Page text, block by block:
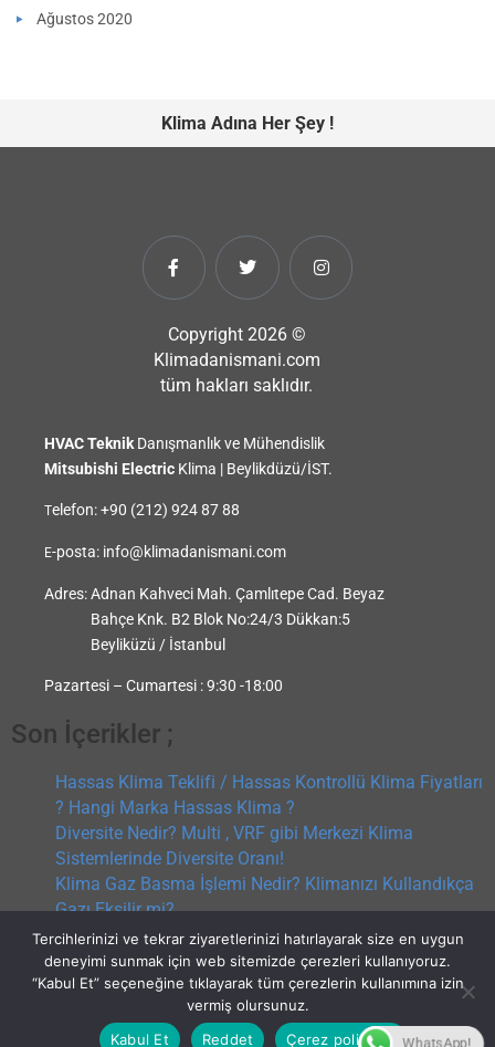
Ağustos 2020
Klima Adına Her Şey !
Copyright 2026 ©
Klimadanismani.com
tüm hakları saklıdır.
HVACTeknik Danışmanlık ve Mühendislik
Mitsubishi Electric Klima | Beylikdüzü/İST.
Telefon:+90 (212) 924 87 88
E-posta: info@klimadanismani.com
Adres:Adnan Kahveci Mah. Çamlıtepe Cad. Beyaz
Bahçe Knk. B2 Blok No:24/3 Dükkan:5
Beyliküzü / İstanbul
Pazartesi – Cumartesi : 9:30 -18:00
Son İçerikler ;
Hassas Klima Teklifi / Hassas Kontrollü Klima Fiyatları
? Hangi Marka Hassas Klima ?
Diversite Nedir? Multi , VRF gibi Merkezi Klima
Sistemlerinde Diversite Oranı!
Klima Gaz Basma İşlemi Nedir? Klimanızı Kullandıkça
Gazı Eksilir mi?
VRF / VRV Klima Teklifi ? Merkezi Sistem Klima Teklifi
? Hangi VRF markası ?
WhatsApp!
Tercihlerinizi ve tekrar ziyaretlerinizi hatırlayarak size en uygun
deneyimi sunmak için web sitemizde çerezleri kullanıyoruz.
“Kabul Et” seçeneğine tıklayarak tüm çerezlerin kullanımına izin
vermiş olursunuz.
Kabul Et
Reddet Çerez politikası